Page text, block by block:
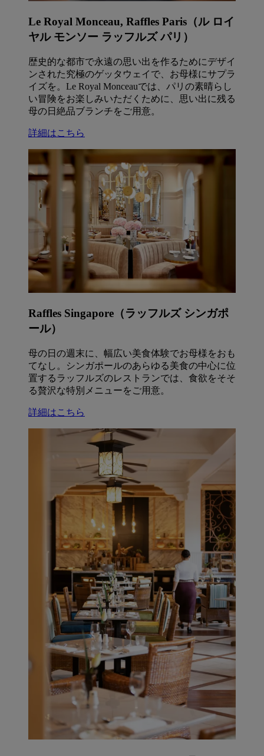
Le Royal Monceau, Raffles Paris（ル ロイ
ヤル モンソー ラッフルズ パリ）
歴史的な都市で永遠の思い出を作るためにデザイ
ンされた究極のゲッタウェイで、お母様にサプラ
イズを。Le Royal Monceauでは、パリの素晴らし
い冒険をお楽しみいただくために、思い出に残る
母の日絶品ブランチをご用意。
詳細はこちら
Raffles Singapore（ラッフルズ シンガポ
ール）
母の日の週末に、幅広い美食体験でお母様をおも
てなし。シンガポールのあらゆる美食の中心に位
置するラッフルズのレストランでは、食欲をそそ
る贅沢な特別メニューをご用意。
詳細はこちら